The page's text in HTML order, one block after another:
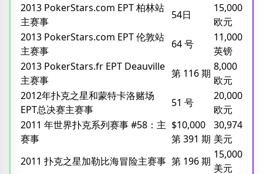
2013 PokerStars.com EPT 柏林站
主赛事
54日
15,000
欧元
2013 PokerStars.com EPT 伦敦站
主赛事
64 号
11,000
英镑
2013 PokerStars.fr EPT Deauville
主赛事
第 116 期
8,000
欧元
2012年扑克之星和蒙特卡洛赌场
EPT总决赛主赛事
51 号
20,000
欧元
2011 年世界扑克系列赛事 #58：主
赛事
$10,000
第 391 期
30,974
美元
2011 扑克之星加勒比海冒险主赛事 第 196 期
15,000
美元